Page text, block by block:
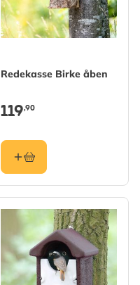
Redekasse Birke åben
119,90